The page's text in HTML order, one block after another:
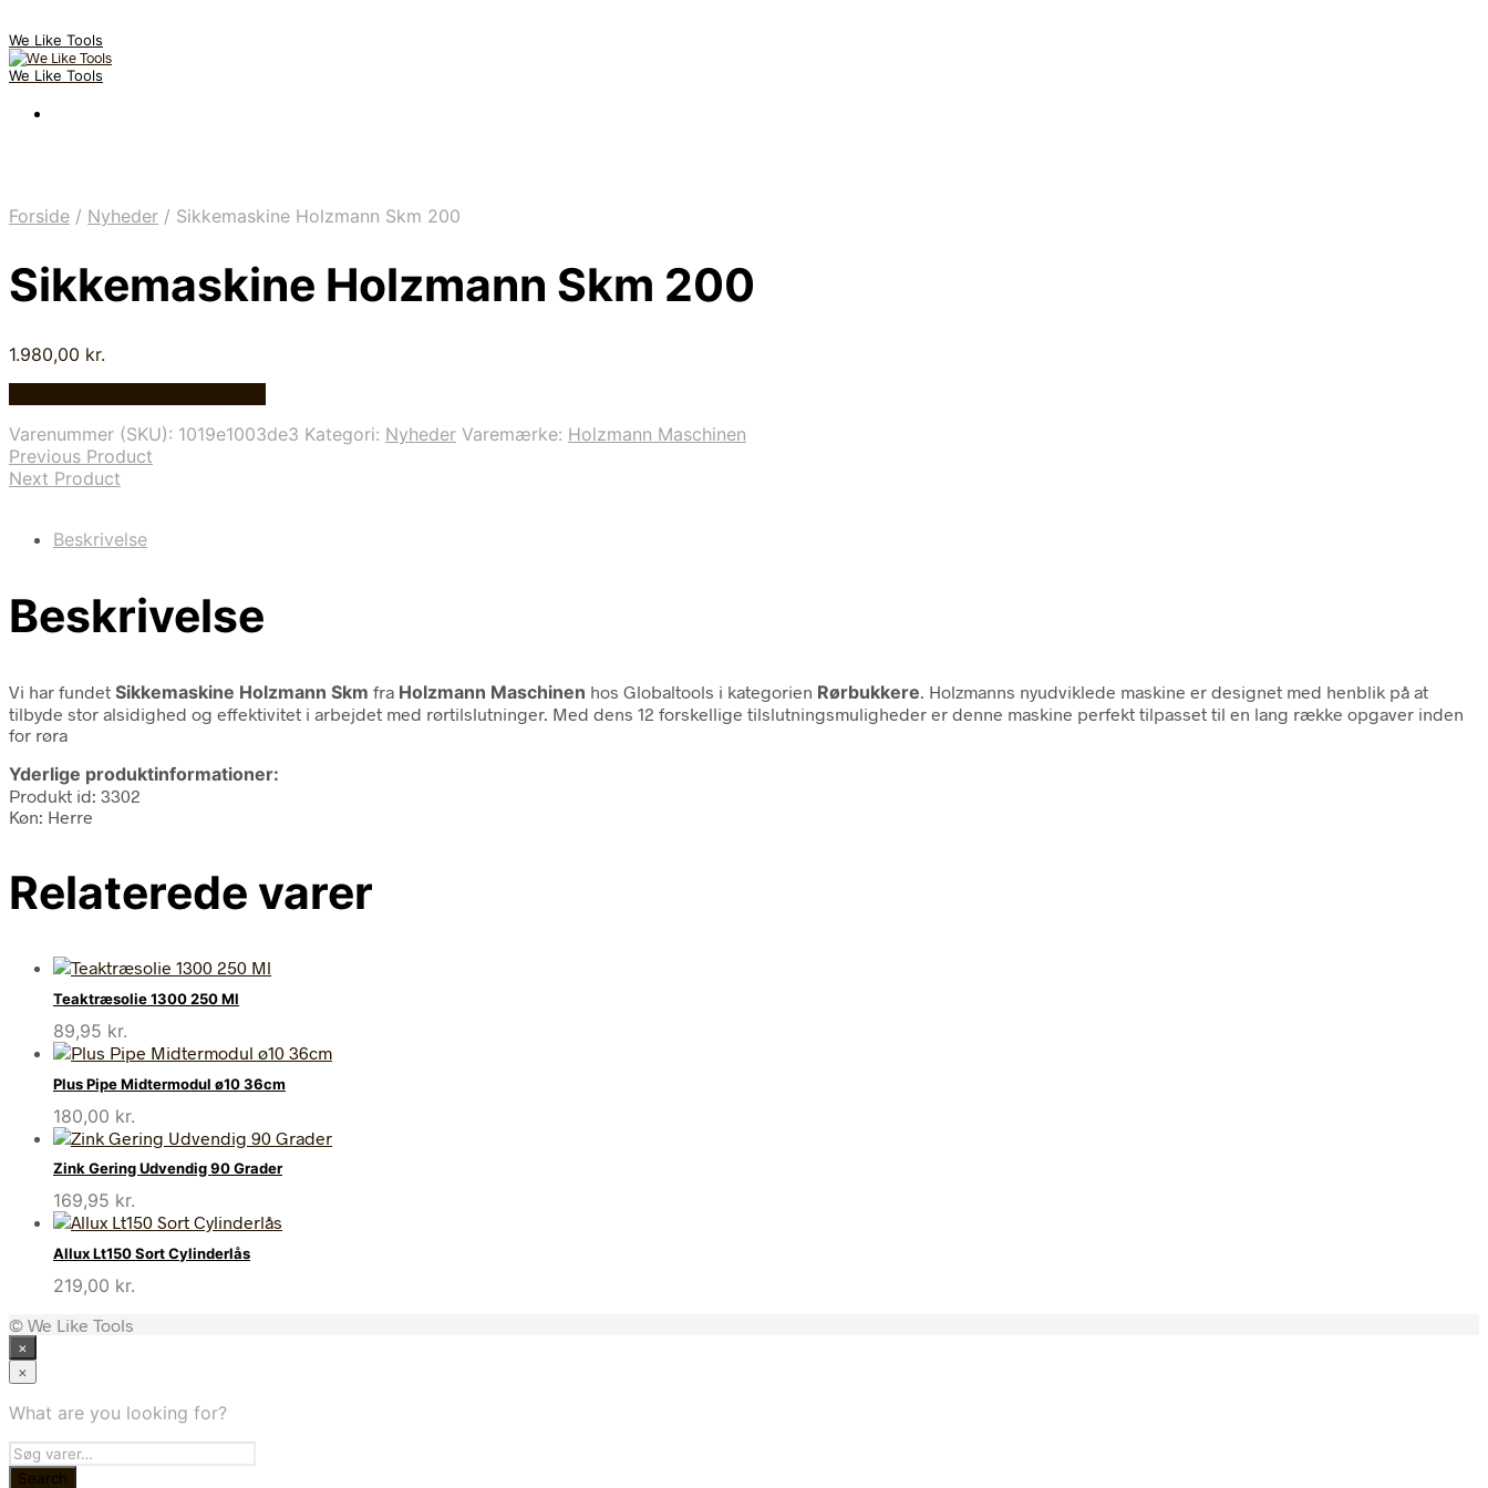
We Like Tools
We Like Tools
Forside / Nyheder / Sikkemaskine Holzmann Skm 200
Sikkemaskine Holzmann Skm 200
1.980,00 kr.
Varenummer (SKU): 1019e1003de3 Kategori: Nyheder Varemærke: Holzmann Maschinen
Previous Product
Next Product
Beskrivelse
Beskrivelse
Vi har fundet Sikkemaskine Holzmann Skm fra Holzmann Maschinen hos Globaltools i kategorien Rørbukkere . Holzmanns nyudviklede maskine er designet med henblik på at
tilbyde stor alsidighed og effektivitet i arbejdet med rørtilslutninger. Med dens 12 forskellige tilslutningsmuligheder er denne maskine perfekt tilpasset til en lang række opgaver inden
for røra
Yderlige produktinformationer:
Produkt id: 3302
Køn: Herre
Relaterede varer
Teaktræsolie 1300 250 Ml
89,95 kr.
Plus Pipe Midtermodul ø10 36cm
180,00 kr.
Zink Gering Udvendig 90 Grader
169,95 kr.
Allux Lt150 Sort Cylinderlås
219,00 kr.
© We Like Tools
×
×
What are you looking for?